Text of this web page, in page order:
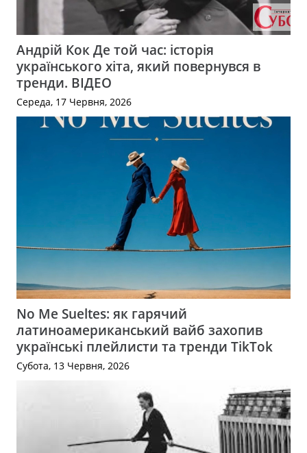
Андрій Кок Де той час: історія
українського хіта, який повернувся в
тренди. ВІДЕО
Середа, 17 Червня, 2026
No Me Sueltes: як гарячий
латиноамериканський вайб захопив
українські плейлисти та тренди TikTok
Субота, 13 Червня, 2026